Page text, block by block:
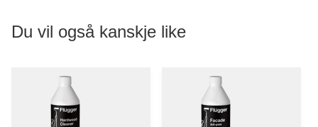
Du vil også kanskje like